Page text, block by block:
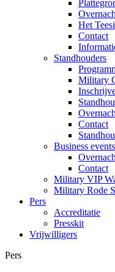
Het
Contact
Standhouders
Military
Contact
Business events
Contact
Military VIP
Military Rode
Pers
Accreditatie
Presskit
Vrijwilligers
Pers